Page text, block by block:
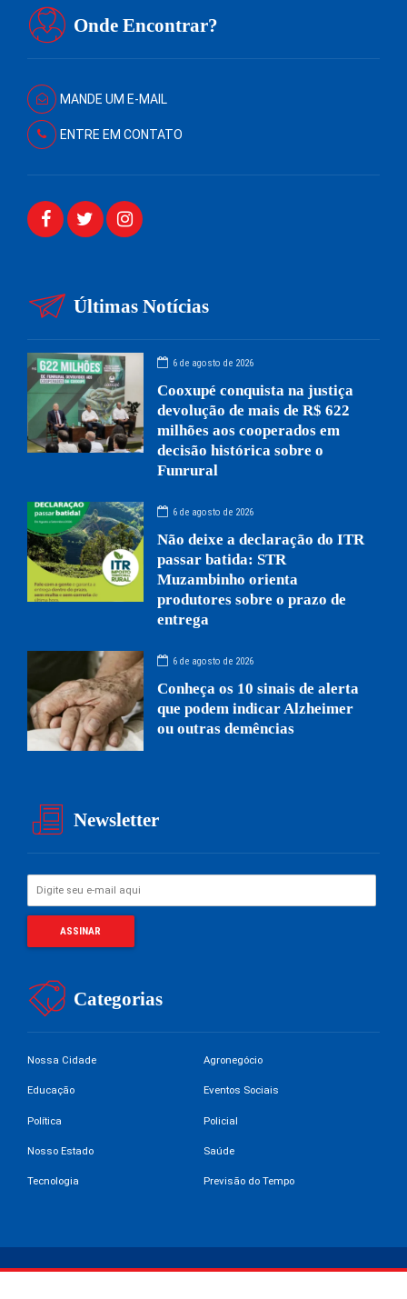
Onde Encontrar?
MANDE UM E-MAIL
ENTRE EM CONTATO
Últimas Notícias
6 de agosto de 2026
Cooxupé conquista na justiça
devolução de mais de R$ 622
milhões aos cooperados em
decisão histórica sobre o
Funrural
6 de agosto de 2026
Não deixe a declaração do ITR
passar batida: STR
Muzambinho orienta
produtores sobre o prazo de
entrega
6 de agosto de 2026
Conheça os 10 sinais de alerta
que podem indicar Alzheimer
ou outras demências
Newsletter
Categorias
Nossa Cidade Agronegócio
Educação Eventos Sociais
Política Policial
Nosso Estado Saúde
Tecnologia Previsão do Tempo